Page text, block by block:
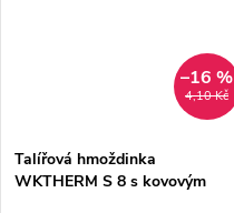
4,10 Kč
–16 %
Talířová hmoždinka
WKTHERM S 8 s kovovým